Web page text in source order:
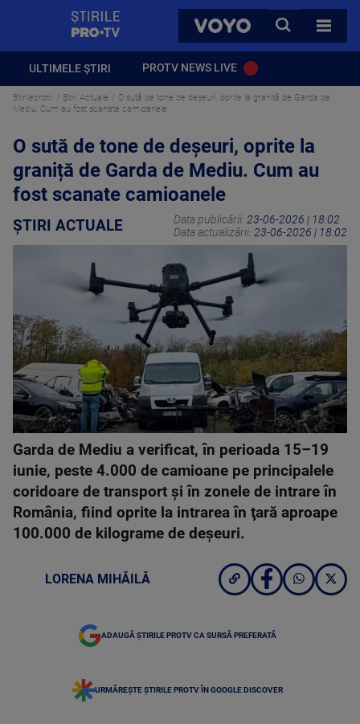
VOYO
CAUTA
TOATE
ULTIMELE ȘTIRI PROTV NEWS LIVE
Stirileprotv Știri Actuale
O sută de tone de deșeuri, oprite la graniță de Garda de
Mediu. Cum au fost scanate camioanele
O sută de tone de deșeuri, oprite la
graniță de Garda de Mediu. Cum au
fost scanate camioanele
ȘTIRI ACTUALE Data publicării: 23-06-2026 | 18:02
Data actualizării: 23-06-2026 | 18:02
Garda de Mediu a verificat, în perioada 15–19
iunie, peste 4.000 de camioane pe principalele
coridoare de transport şi în zonele de intrare în
România, fiind oprite la intrarea în ţară aproape
100.000 de kilograme de deşeuri.
LORENA MIHĂILĂ
ADAUGĂ ȘTIRILE PROTV CA SURSĂ PREFERATĂ
URMĂREȘTE ȘTIRILE PROTV ÎN GOOGLE DISCOVER